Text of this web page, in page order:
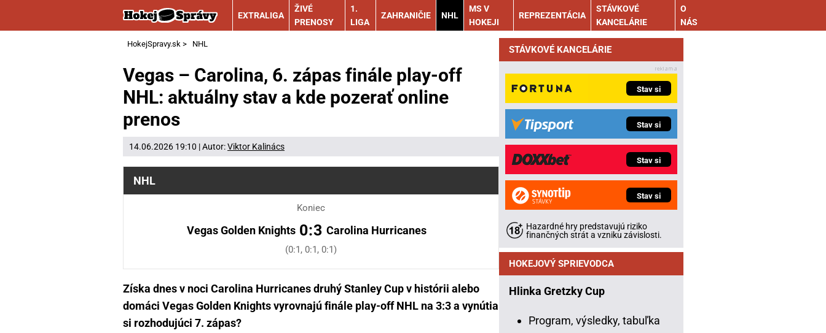
EXTRALIGA
ŽIVÉ
PRENOSY
1.
LIGA
ZAHRANIČIE NHL
MS V
HOKEJI
REPREZENTÁCIA
STÁVKOVÉ
KANCELÁRIE
O
NÁS
HokejSpravy.sk > NHL
Vegas – Carolina, 6. zápas finále play-off
NHL: aktuálny stav a kde pozerať online
prenos
14.06.2026 19:10 | Autor:Viktor Kalinács
NHL
Koniec
Vegas Golden Knights 0:3 Carolina Hurricanes
(0:1, 0:1, 0:1)
Získa dnes v noci Carolina Hurricanes druhý Stanley Cup v histórii alebo
domáci Vegas Golden Knights vyrovnajú finále play-off NHL na 3:3 a vynútia
si rozhodujúci 7. zápas?
STÁVKOVÉ KANCELÁRIE
Stav si
Stav si
Stav si
Stav si
Hazardné hry predstavujú riziko
finančných strát a vzniku závislosti.
HOKEJOVÝ SPRIEVODCA
Hlinka Gretzky Cup
Program, výsledky, tabuľka